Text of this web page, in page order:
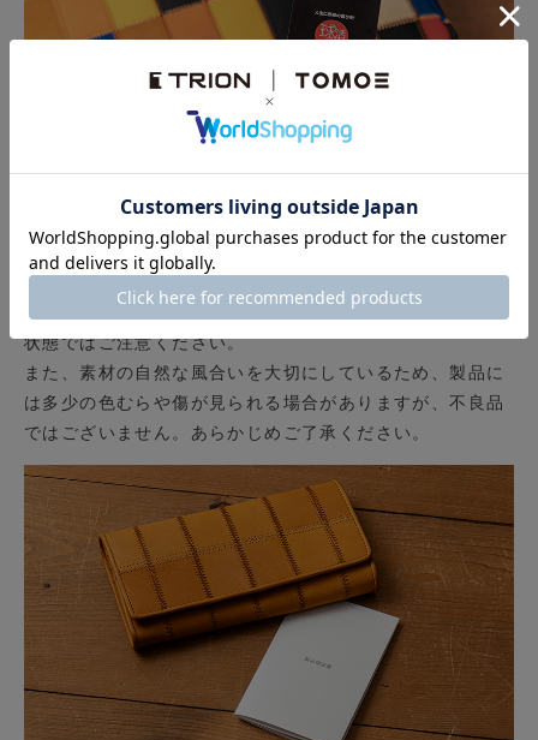
※ご使用時の注意点
野球グローブの素上げグラブレザーを使用しているため、
加工された革と比べて色落ちや色移りがしやすい特性があ
ります。特に淡色の衣類を着用時や、汗・雨などで濡れた
状態ではご注意ください。
また、素材の自然な風合いを大切にしているため、製品に
は多少の色むらや傷が見られる場合がありますが、不良品
ではございません。あらかじめご了承ください。